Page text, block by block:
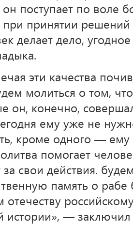
поступает по воле
принятии решений
делает дело,
эти качества
молиться о том,
он, конечно,
ему уже не
кроме одного —
помогает
за свои действия.
память о рабе
истории», — заключил